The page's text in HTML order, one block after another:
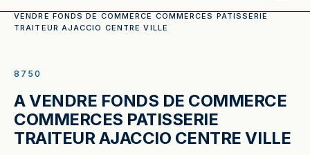
VENDRE FONDS DE COMMERCE COMMERCES PATISSERIE
TRAITEUR AJACCIO CENTRE VILLE
8750
A VENDRE FONDS DE COMMERCE
COMMERCES PATISSERIE
TRAITEUR AJACCIO CENTRE VILLE